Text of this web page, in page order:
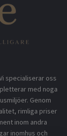
specialiserar oss
med noga
Genom
rimliga priser
inom andra
inomhus och